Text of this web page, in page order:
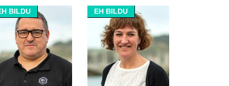
BILDU EH BILDU